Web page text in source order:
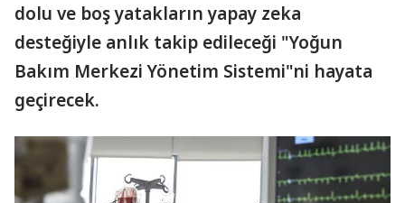
dolu ve boş yatakların yapay zeka
desteğiyle anlık takip edileceği "Yoğun
Bakım Merkezi Yönetim Sistemi"ni hayata
geçirecek.